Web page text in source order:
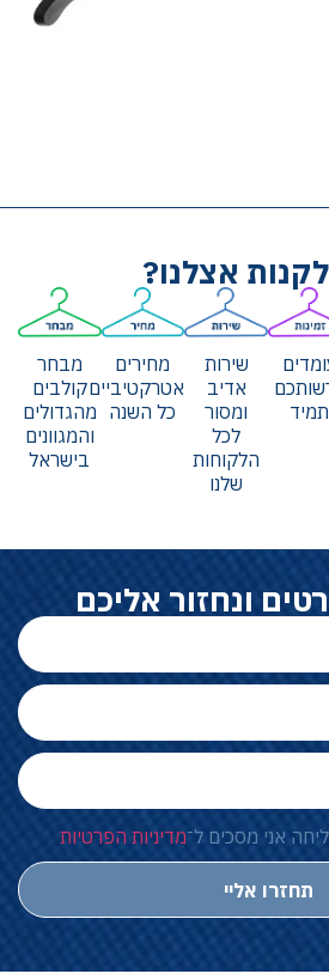
אצלנו?
תמיד
שירות
אדיב
ומסור
לכל
הלקוחות
שלנו
מחירים
אטרקטיביים
כל השנה
מבחר
קולבים
מהגדולים
והמגוונים
בישראל
ונחזור אליכם
אני מסכים ל־מדיניות הפרטיות
תחזרו אליי